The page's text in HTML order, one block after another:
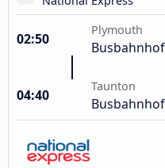
02:50
Plymouth
Busbahnhof
04:40
Taunton
Busbahnhof